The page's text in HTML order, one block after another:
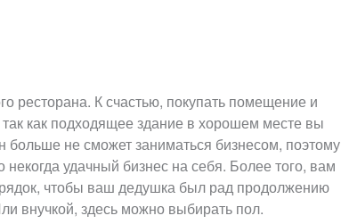
ресторана. К счастью, покупать помещение и
как подходящее здание в хорошем месте вы
больше не сможет заниматься бизнесом, поэтому
удачный бизнес на себя. Более того, вам
чтобы ваш дедушка был рад продолжению
внучкой, здесь можно выбирать пол.